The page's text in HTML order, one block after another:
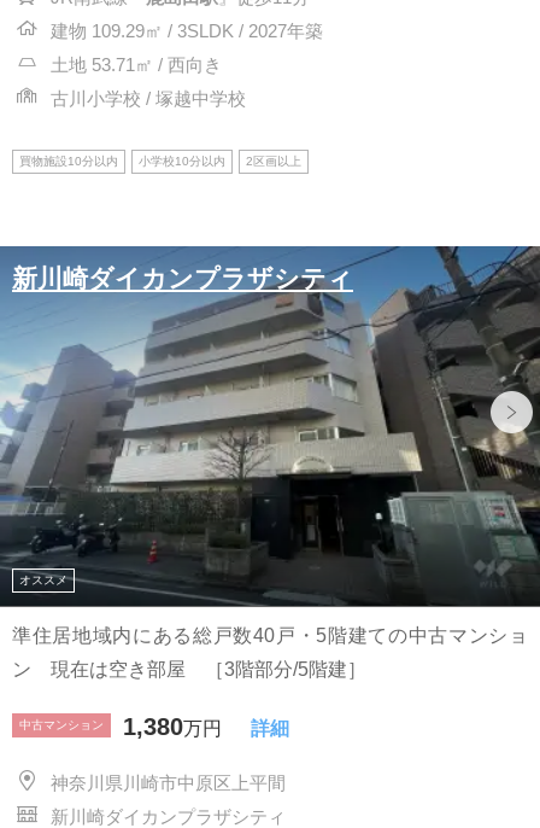
建物 109.29㎡ / 3SLDK / 2027年築
土地 53.71㎡ / 西向き
古川小学校 / 塚越中学校
買物施設10分以内 小学校10分以内 2区画以上
新川崎ダイカンプラザシティ
オススメ
準住居地域内にある総戸数40戸・5階建ての中古マンショ
ン 現在は空き部屋 ［3階部分/5階建］
中古マンション 1,380万円 詳細
神奈川県川崎市中原区上平間
新川崎ダイカンプラザシティ